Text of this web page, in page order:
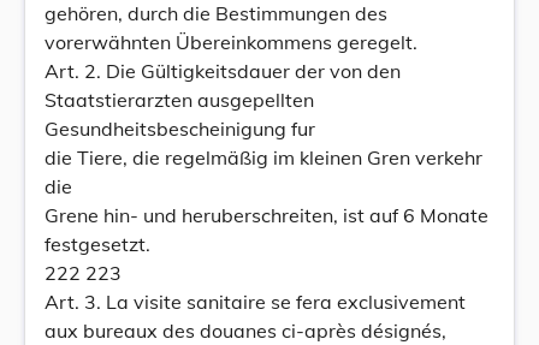
gehören, durch die Bestimmungen des
vorerwähnten Übereinkommens geregelt.
Art. 2. Die Gültigkeitsdauer der von den
Staatstierarzten ausgepellten
Gesundheitsbescheinigung fur
die Tiere, die regelmäßig im kleinen Gren verkehr
die
Grene hin- und heruberschreiten, ist auf 6 Monate
festgesetzt.
222 223
Art. 3. La visite sanitaire se fera exclusivement
aux bureaux des douanes ci-après désignés,